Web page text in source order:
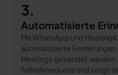
3.
Automatisierte
Mit WhatsApp und
automatisierte
Meetings gesendet
Teilnahmequote und sorgt